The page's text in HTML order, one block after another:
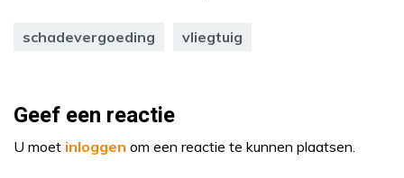
schadevergoeding vliegtuig
Geef een reactie
U moet inloggen om een reactie te kunnen plaatsen.